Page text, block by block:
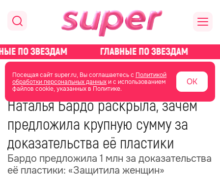
Посещая сайт super.ru, Вы соглашаетесь с Политикой
обработки персональных данныхи с использованием
файлов cookie, указанных в Политике.
ОК
главная новости о звездах новости
10 ноября 2025 12:28
Наталья Бардо раскрыла, зачем
предложила крупную сумму за
доказательства её пластики
Бардо предложила 1 млн за доказательства
её пластики: «Защитила женщин»